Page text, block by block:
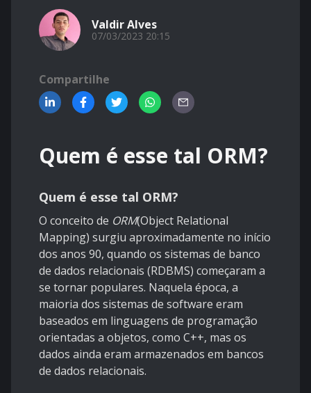
Valdir Alves
07/03/2023 20:15
Compartilhe
Quem é esse tal ORM?
Quem é esse tal ORM?
O conceito de ORM(Object Relational
Mapping) surgiu aproximadamente no início
dos anos 90, quando os sistemas de banco
de dados relacionais (RDBMS) começaram a
se tornar populares. Naquela época, a
maioria dos sistemas de software eram
baseados em linguagens de programação
orientadas a objetos, como C++, mas os
dados ainda eram armazenados em bancos
de dados relacionais.